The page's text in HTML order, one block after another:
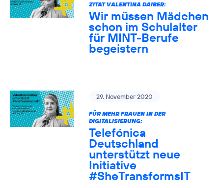
ZITAT VALENTINA DAIBER:
Wir müssen Mädchen
schon im Schulalter
für MINT-Berufe
begeistern
29. November 2020
FÜR MEHR FRAUEN IN DER
DIGITALISIERUNG:
Telefónica
Deutschland
unterstützt neue
Initiative
#SheTransformsIT